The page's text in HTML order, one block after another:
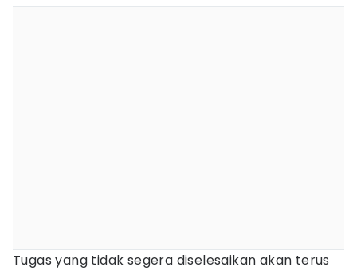
Tugas yang tidak segera diselesaikan akan terus